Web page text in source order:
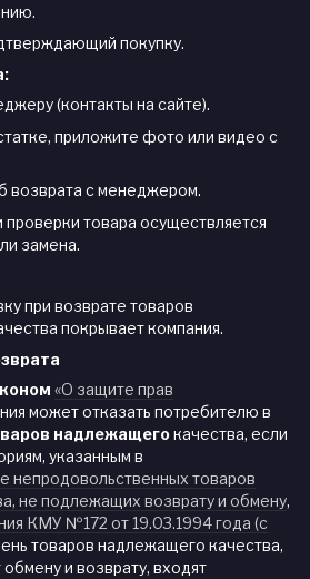
покупку.
(контакты на сайте).
приложите фото или видео с
возврата с менеджером.
проверки товара осуществляется
замена.
при возврате товаров
покрывает компания.
«О защите прав
может отказать потребителю в
надлежащегокачества, если
указанным в
непродовольственных товаров
не подлежащих возврату и обмену,
КМУ №172 от 19.03.1994 года (с
товаров надлежащего качества,
и возврату, входят